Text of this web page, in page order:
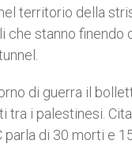
territorio della
che stanno finendo
di guerra il
tra i palestinesi.
parla di 30 morti e